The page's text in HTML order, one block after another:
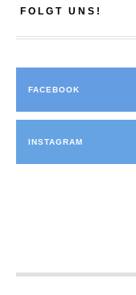
FOLGT UNS!
FACEBOOK
INSTAGRAM